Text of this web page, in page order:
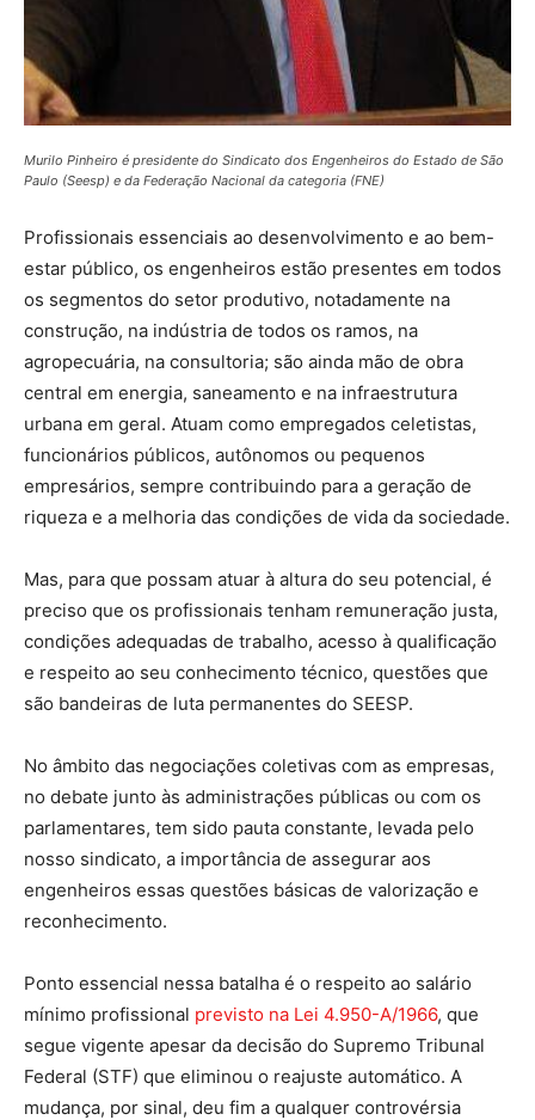
Murilo Pinheiro é presidente do Sindicato dos Engenheiros do Estado de São
Paulo (Seesp) e da Federação Nacional da categoria (FNE)
Profissionais essenciais ao desenvolvimento e ao bem-
estar público, os engenheiros estão presentes em todos
os segmentos do setor produtivo, notadamente na
construção, na indústria de todos os ramos, na
agropecuária, na consultoria; são ainda mão de obra
central em energia, saneamento e na infraestrutura
urbana em geral. Atuam como empregados celetistas,
funcionários públicos, autônomos ou pequenos
empresários, sempre contribuindo para a geração de
riqueza e a melhoria das condições de vida da sociedade.
Mas, para que possam atuar à altura do seu potencial, é
preciso que os profissionais tenham remuneração justa,
condições adequadas de trabalho, acesso à qualificação
e respeito ao seu conhecimento técnico, questões que
são bandeiras de luta permanentes do SEESP.
No âmbito das negociações coletivas com as empresas,
no debate junto às administrações públicas ou com os
parlamentares, tem sido pauta constante, levada pelo
nosso sindicato, a importância de assegurar aos
engenheiros essas questões básicas de valorização e
reconhecimento.
Ponto essencial nessa batalha é o respeito ao salário
mínimo profissional previsto na Lei 4.950-A/1966, que
segue vigente apesar da decisão do Supremo Tribunal
Federal (STF) que eliminou o reajuste automático. A
mudança, por sinal, deu fim a qualquer controvérsia